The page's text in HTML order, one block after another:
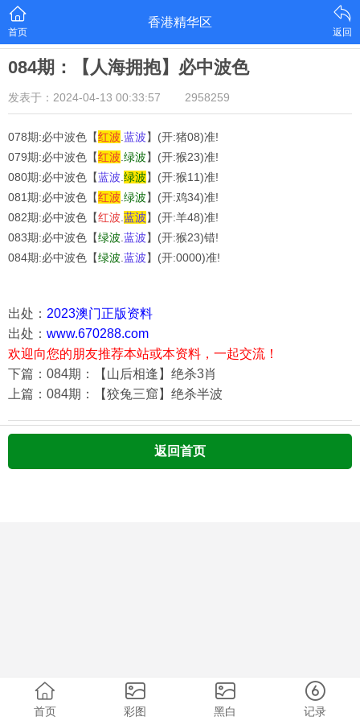
首页
香港精华区
返回
084期：【人海拥抱】必中波色
发表于：2024-04-13 00:33:57 2958259
078期:必中波色【红波 蓝波】(开:猪08)准!
079期:必中波色【红波 绿波】(开:猴23)准!
080期:必中波色【蓝波 绿波】(开:猴11)准!
081期:必中波色【红波 绿波】(开:鸡34)准!
082期:必中波色【红波 蓝波】(开:羊48)准!
083期:必中波色【绿波 蓝波】(开:猴23)错!
084期:必中波色【绿波 蓝波】(开:0000)准!
出处： 2023澳门正版资料
出处： www.670288.com
欢迎向您的朋友推荐本站或本资料，一起交流！
下篇：084期：【山后相逢】绝杀3肖
上篇：084期：【狡兔三窟】绝杀半波
返回首页
首页 彩图 黑白 记录